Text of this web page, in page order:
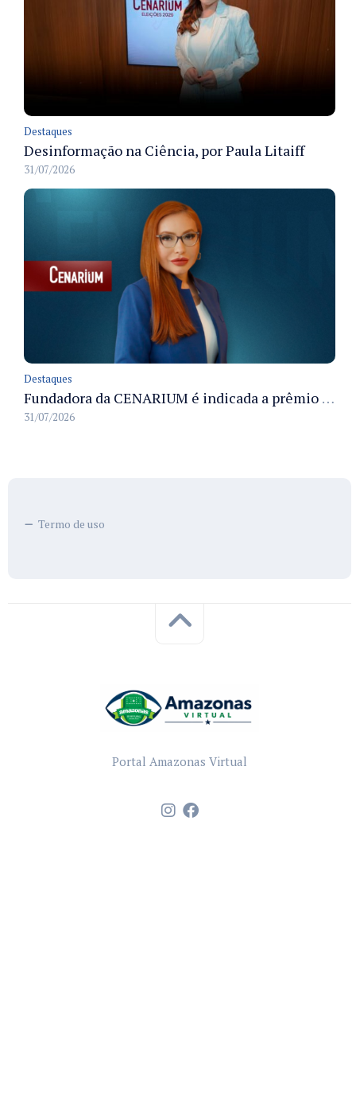
Destaques
Desinformação na Ciência, por Paula Litaiff
31/07/2026
Destaques
Fundadora da CENARIUM é indicada a prêmio 100+ Jornalistas Admirados
31/07/2026
Termo de uso
Portal Amazonas Virtual